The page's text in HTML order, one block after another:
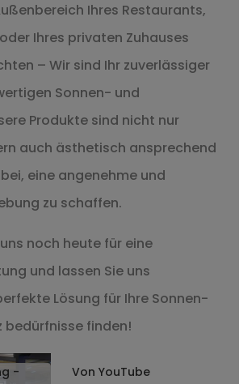
Ihres Restaurants,
Ihres privaten Zuhauses
– Wir sind Ihr zuverlässiger
Sonnen- und
Produkte sind nicht nur
auch ästhetisch ansprechend
eine angenehme und
zu schaffen.
noch heute für eine
und lassen Sie uns
Lösung für Ihre Sonnen-
bedürfnisse finden!
-
Von YouTube